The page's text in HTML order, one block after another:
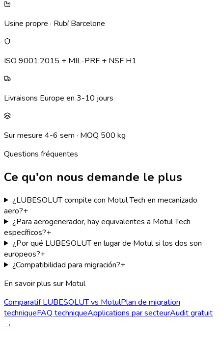
Usine propre · Rubí Barcelone
ISO 9001:2015 + MIL-PRF + NSF H1
Livraisons Europe en 3-10 jours
Sur mesure 4-6 sem · MOQ 500 kg
Questions fréquentes
Ce qu'on nous demande le plus
¿LUBESOLUT compite con Motul Tech en mecanizado
aero?+
¿Para aerogenerador, hay equivalentes a Motul Tech
específicos?+
¿Por qué LUBESOLUT en lugar de Motul si los dos son
europeos?+
¿Compatibilidad para migración?+
En savoir plus sur Motul
Comparatif LUBESOLUT vs MotulPlan de migration
techniqueFAQ techniqueApplications par secteurAudit gratuit
→